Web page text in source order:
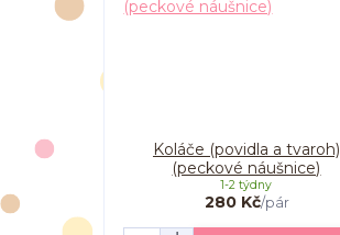
Koláče (povidla a tvaroh)
(peckové náušnice)
280 Kč/pár
1-2 týdny